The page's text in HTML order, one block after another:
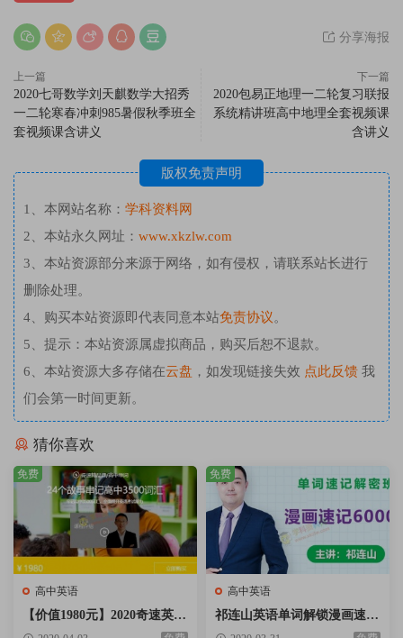
分享海报
上一篇
2020七哥数学刘天麒数学大招秀
一二轮寒春冲刺985暑假秋季班全
套视频课含讲义
下一篇
2020包易正地理一二轮复习联报
系统精讲班高中地理全套视频课
含讲义
版权免责声明
1、本网站名称： 学科资料网
2、本站永久网址： www.xkzlw.com
3、本站资源部分来源于网络，如有侵权，请联系站长进行
删除处理。
4、购买本站资源即代表同意本站免责协议。
5、提示：本站资源属虚拟商品，购买后恕不退款。
6、本站资源大多存储在云盘 ，如发现链接失效 点此反馈 我
们会第一时间更新。
猜你喜欢
高中英语
【价值1980元】2020奇速英语
24个故事串记高考3500词汇速
免费
高中英语
祁连山英语单词解锁漫画速记
6000词猫猫漫画轻松记忆6000
免费